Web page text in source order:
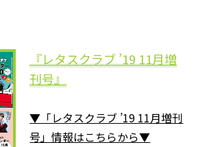
『レタスクラブ ’19 11月増
刊号』
▼「レタスクラブ ’19 11月増刊
号」情報はこちらから▼